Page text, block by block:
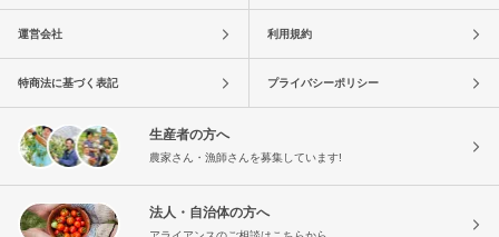
運営会社 利用規約
特商法に基づく表記 プライバシーポリシー
生産者の方へ
農家さん・漁師さんを募集しています!
法人・自治体の方へ